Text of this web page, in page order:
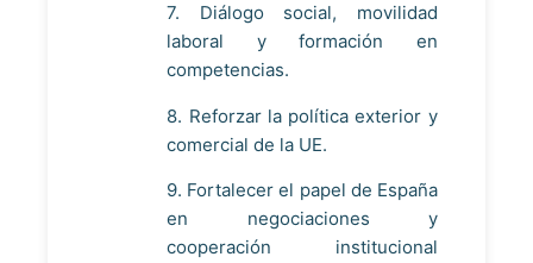
7. Diálogo social, movilidad
laboral y formación en
competencias.
8. Reforzar la política exterior y
comercial de la UE.
9. Fortalecer el papel de España
en negociaciones y
cooperación institucional